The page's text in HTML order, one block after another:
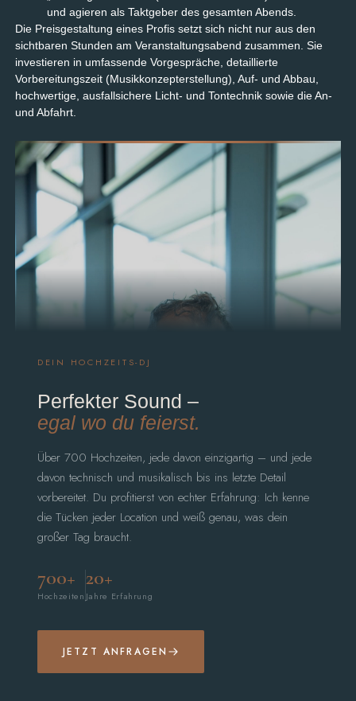
und agieren als Taktgeber des gesamten Abends.
Die Preisgestaltung eines Profis setzt sich nicht nur aus den
sichtbaren Stunden am Veranstaltungsabend zusammen. Sie
investieren in umfassende Vorgespräche, detaillierte
Vorbereitungszeit (Musikkonzepterstellung), Auf- und Abbau,
hochwertige, ausfallsichere Licht- und Tontechnik sowie die An-
und Abfahrt.
DEIN HOCHZEITS-DJ
Perfekter Sound –
egal wo du feierst.
Über 700 Hochzeiten, jede davon einzigartig – und jede
davon technisch und musikalisch bis ins letzte Detail
vorbereitet. Du profitierst von echter Erfahrung: Ich kenne
die Tücken jeder Location und weiß genau, was dein
großer Tag braucht.
700+
Hochzeiten
20+
Jahre Erfahrung
JETZT ANFRAGEN